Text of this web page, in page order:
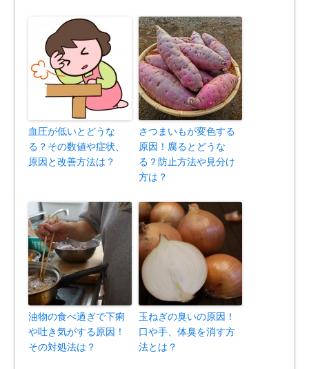
血圧が低いとどうな
る？その数値や症状、
原因と改善方法は？
さつまいもが変色する
原因！腐るとどうな
る？防止方法や見分け
方は？
油物の食べ過ぎで下痢
や吐き気がする原因！
その対処法は？
玉ねぎの臭いの原因！
口や手、体臭を消す方
法とは？